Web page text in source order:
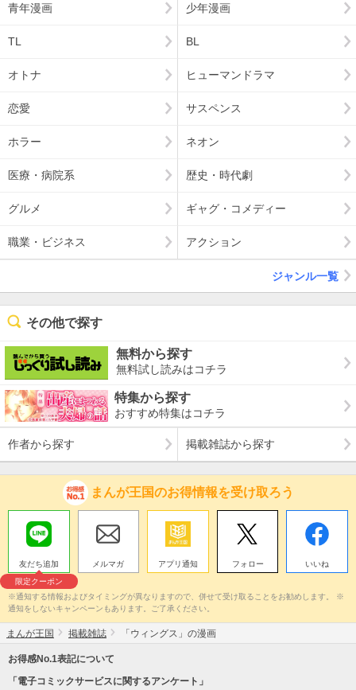
青年漫画 少年漫画
TL BL
オトナ ヒューマンドラマ
恋愛 サスペンス
ホラー ネオン
医療・病院系 歴史・時代劇
グルメ ギャグ・コメディー
職業・ビジネス アクション
ジャンル一覧
その他で探す
無料から探す
無料試し読みはコチラ
特集から探す
おすすめ特集はコチラ
作者から探す 掲載雑誌から探す
まんが王国のお得情報を受け取ろう
友だち追加
限定クーポン
メルマガ アプリ通知 フォロー いいね
※通知する情報およびタイミングが異なりますので、併せて受け取ることをお勧めします。 ※
通知をしないキャンペーンもあります。ご了承ください。
まんが王国 掲載雑誌 「ウィングス」の漫画
お得感No.1表記について
「電子コミックサービスに関するアンケート」